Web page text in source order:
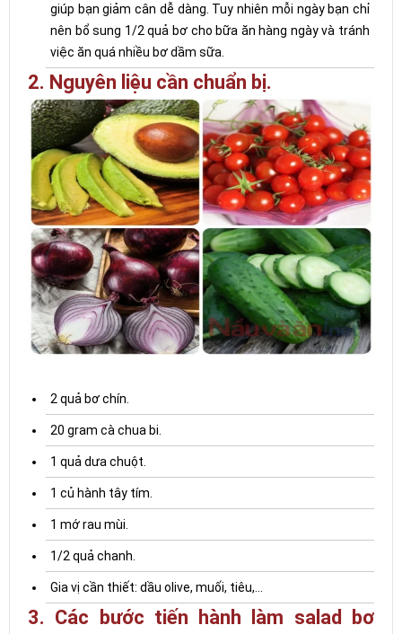
giúp bạn giảm cân dễ dàng. Tuy nhiên mỗi ngày bạn chỉ
nên bổ sung 1/2 quả bơ cho bữa ăn hàng ngày và tránh
việc ăn quá nhiều bơ dầm sữa.
2. Nguyên liệu cần chuẩn bị.
2 quả bơ chín.
20 gram cà chua bi.
1 quả dưa chuột.
1 củ hành tây tím.
1 mớ rau mùi.
1/2 quả chanh.
Gia vị cần thiết: dầu olive, muối, tiêu,...
3. Các bước tiến hành làm salad bơ